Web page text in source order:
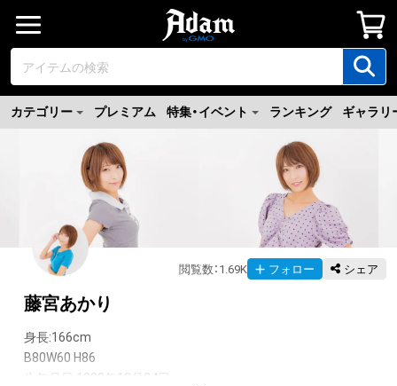
カテゴリー プレミアム 特集・イベント ランキング ギャラリ
閲覧数 ： 1.69K フォロー シェア
藤宮あかり
身長:166cm
B80W60 H86
生年月日:1992年12月24日